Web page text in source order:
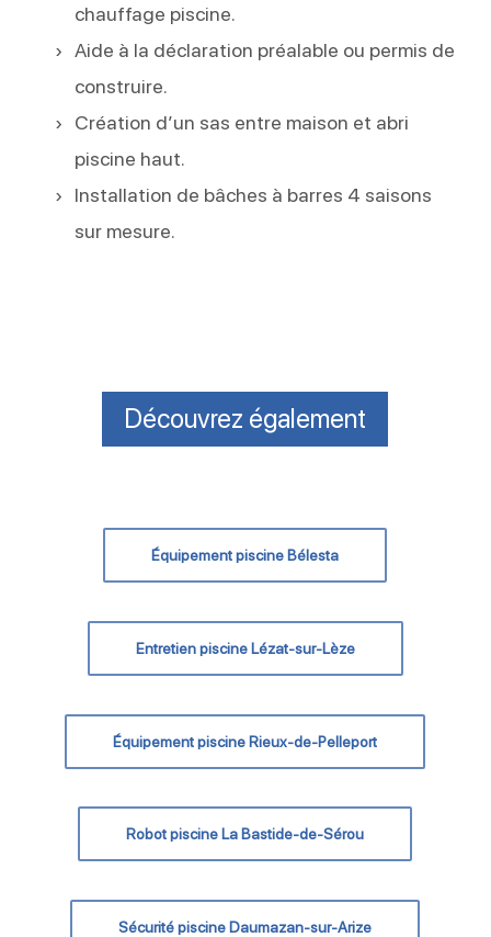
chauffage piscine.
Aide à la déclaration préalable ou permis de
construire.
Création d’un sas entre maison et abri
piscine haut.
Installation de bâches à barres 4 saisons
sur mesure.
Découvrez également
Équipement piscine Bélesta
Entretien piscine Lézat-sur-Lèze
Équipement piscine Rieux-de-Pelleport
Robot piscine La Bastide-de-Sérou
Sécurité piscine Daumazan-sur-Arize